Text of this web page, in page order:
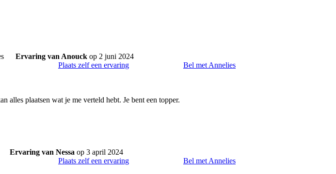
Ervaring van Anouck op 2 juni 2024
Plaats zelf een ervaring
Bel met Annelies
alles plaatsen wat je me verteld hebt. Je bent een topper.
Ervaring van Nessa op 3 april 2024
Plaats zelf een ervaring
Bel met Annelies